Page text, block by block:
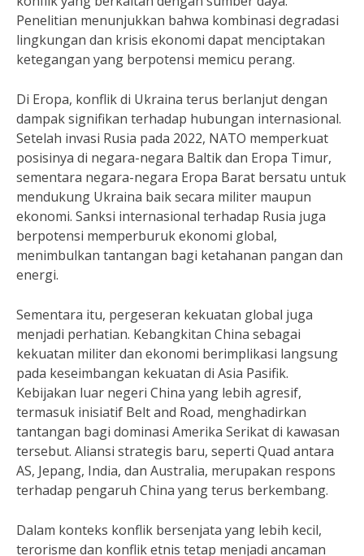
Penelitian menunjukkan bahwa kombinasi degradasi
lingkungan dan krisis ekonomi dapat menciptakan
ketegangan yang berpotensi memicu perang.
Di Eropa, konflik di Ukraina terus berlanjut dengan
dampak signifikan terhadap hubungan internasional.
Setelah invasi Rusia pada 2022, NATO memperkuat
posisinya di negara-negara Baltik dan Eropa Timur,
sementara negara-negara Eropa Barat bersatu untuk
mendukung Ukraina baik secara militer maupun
ekonomi. Sanksi internasional terhadap Rusia juga
berpotensi memperburuk ekonomi global,
menimbulkan tantangan bagi ketahanan pangan dan
energi.
Sementara itu, pergeseran kekuatan global juga
menjadi perhatian. Kebangkitan China sebagai
kekuatan militer dan ekonomi berimplikasi langsung
pada keseimbangan kekuatan di Asia Pasifik.
Kebijakan luar negeri China yang lebih agresif,
termasuk inisiatif Belt and Road, menghadirkan
tantangan bagi dominasi Amerika Serikat di kawasan
tersebut. Aliansi strategis baru, seperti Quad antara
AS, Jepang, India, dan Australia, merupakan respons
terhadap pengaruh China yang terus berkembang.
Dalam konteks konflik bersenjata yang lebih kecil,
terorisme dan konflik etnis tetap menjadi ancaman